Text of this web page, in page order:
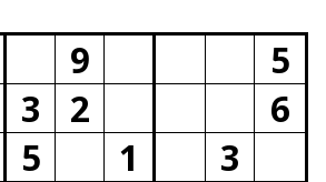
9
5
3 2
6
5
1
3